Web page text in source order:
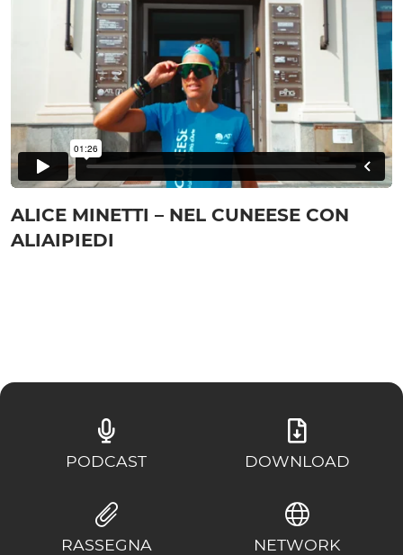
ALICE MINETTI – NEL CUNEESE CON
ALIAIPIEDI
PODCAST DOWNLOAD
RASSEGNA NETWORK